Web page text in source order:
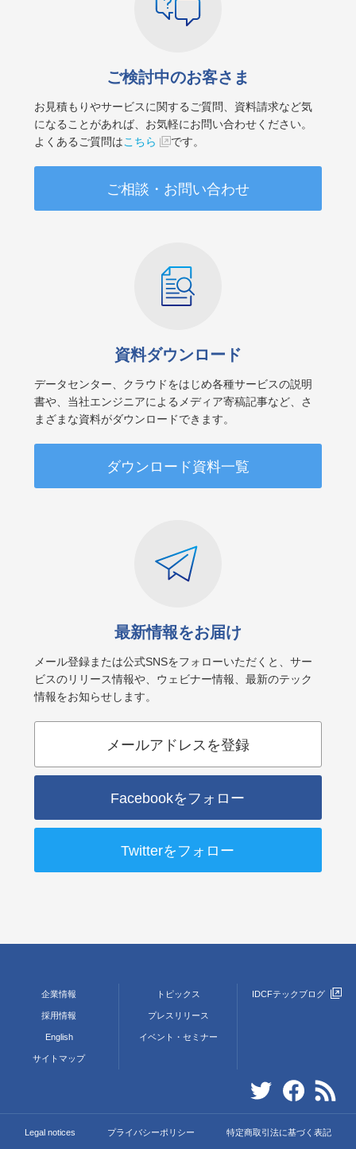
ご検討中のお客さま
お見積もりやサービスに関するご質問、資料請求など気
になることがあれば、お気軽にお問い合わせください。
よくあるご質問はこちら です。
ご相談・お問い合わせ
資料ダウンロード
データセンター、クラウドをはじめ各種サービスの説明
書や、当社エンジニアによるメディア寄稿記事など、さ
まざまな資料がダウンロードできます。
ダウンロード資料一覧
最新情報をお届け
メール登録または公式SNSをフォローいただくと、サー
ビスのリリース情報や、ウェビナー情報、最新のテック
情報をお知らせします。
メールアドレスを登録
Facebookをフォロー
Twitterをフォロー
企業情報
採用情報
English
サイトマップ
トピックス
プレスリリース
イベント・セミナー
IDCFテックブログ
Legal notices プライバシーポリシー 特定商取引法に基づく表記